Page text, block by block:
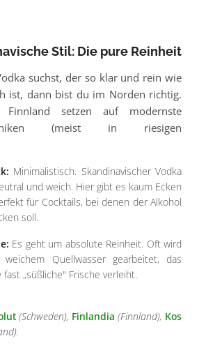
Stil: Die pure Reinheit
suchst, der so klar und rein wie
ist, dann bist du im Norden richtig.
Finnland setzen auf modernste
(meist in riesigen
Minimalistisch. Skandinavischer Vodka
und weich. Hier gibt es kaum Ecken
für Cocktails, bei denen der Alkohol
soll.
Es geht um absolute Reinheit. Oft wird
Quellwasser gearbeitet, das
„süßliche" Frische verleiht.
(Schweden), Finlandia (Finnland), Kos